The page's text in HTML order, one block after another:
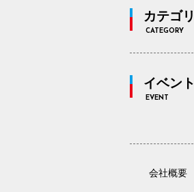
カテゴリ
CATEGORY
イベント
EVENT
会社概要